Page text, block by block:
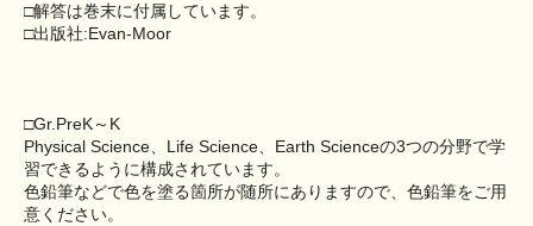
□解答は巻末に付属しています。
□出版社:Evan-Moor
□Gr.PreK～K
Physical Science、Life Science、Earth Scienceの3つの分野で学
習できるように構成されています。
色鉛筆などで色を塗る箇所が随所にありますので、色鉛筆をご用
意ください。